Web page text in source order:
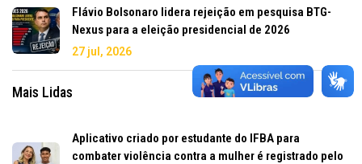
Flávio Bolsonaro lidera rejeição em pesquisa BTG-
Nexus para a eleição presidencial de 2026
27 jul, 2026
Mais Lidas
Aplicativo criado por estudante do IFBA para
combater violência contra a mulher é registrado pelo